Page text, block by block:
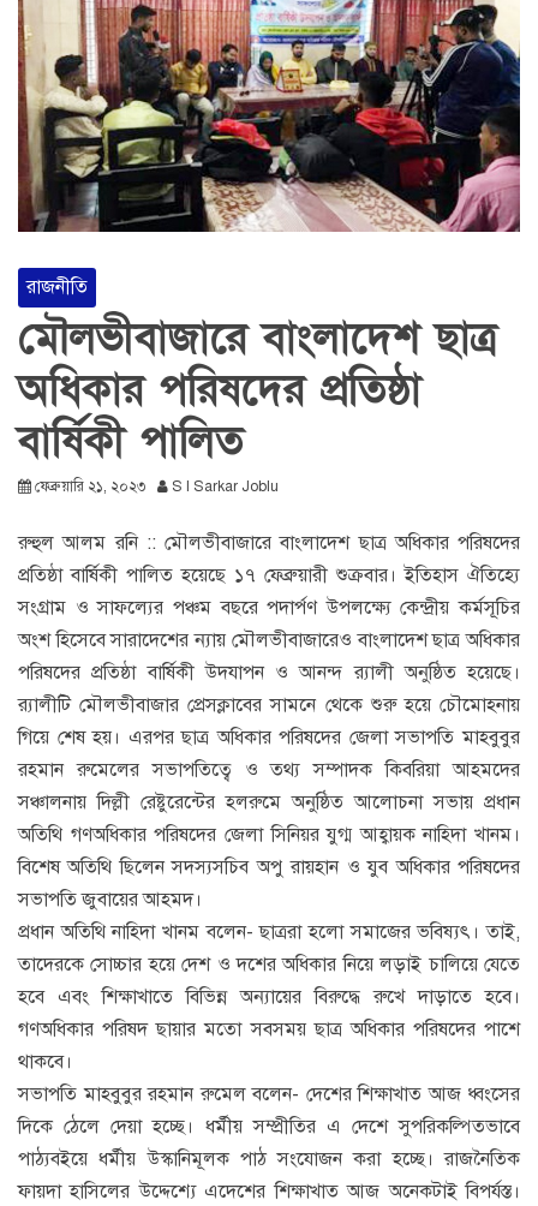
রাজনীতি
মৌলভীবাজারে বাংলাদেশ ছাত্র
অধিকার পরিষদের প্রতিষ্ঠা
বার্ষিকী পালিত
ফেব্রুয়ারি ২১, ২০২৩ S I Sarkar Joblu
রুহুল আলম রনি :: মৌলভীবাজারে বাংলাদেশ ছাত্র অধিকার পরিষদের
প্রতিষ্ঠা বার্ষিকী পালিত হয়েছে ১৭ ফেব্রুয়ারী শুক্রবার। ইতিহাস ঐতিহ্যে
সংগ্রাম ও সাফল্যের পঞ্চম বছরে পদার্পণ উপলক্ষ্যে কেন্দ্রীয় কর্মসূচির
অংশ হিসেবে সারাদেশের ন্যায় মৌলভীবাজারেও বাংলাদেশ ছাত্র অধিকার
পরিষদের প্রতিষ্ঠা বার্ষিকী উদযাপন ও আনন্দ র‌্যালী অনুষ্ঠিত হয়েছে।
র‌্যালীটি মৌলভীবাজার প্রেসক্লাবের সামনে থেকে শুরু হয়ে চৌমোহনায়
গিয়ে শেষ হয়। এরপর ছাত্র অধিকার পরিষদের জেলা সভাপতি মাহবুবুর
রহমান রুমেলের সভাপতিত্বে ও তথ্য সম্পাদক কিবরিয়া আহমদের
সঞ্চালনায় দিল্লী রেষ্টুরেন্টের হলরুমে অনুষ্ঠিত আলোচনা সভায় প্রধান
অতিথি গণঅধিকার পরিষদের জেলা সিনিয়র যুগ্ম আহ্বায়ক নাহিদা খানম।
বিশেষ অতিথি ছিলেন সদস্যসচিব অপু রায়হান ও যুব অধিকার পরিষদের
সভাপতি জুবায়ের আহমদ।
প্রধান অতিথি নাহিদা খানম বলেন- ছাত্ররা হলো সমাজের ভবিষ্যৎ। তাই,
তাদেরকে সোচ্চার হয়ে দেশ ও দশের অধিকার নিয়ে লড়াই চালিয়ে যেতে
হবে এবং শিক্ষাখাতে বিভিন্ন অন্যায়ের বিরুদ্ধে রুখে দাড়াতে হবে।
গণঅধিকার পরিষদ ছায়ার মতো সবসময় ছাত্র অধিকার পরিষদের পাশে
থাকবে।
সভাপতি মাহবুবুর রহমান রুমেল বলেন- দেশের শিক্ষাখাত আজ ধ্বংসের
দিকে ঠেলে দেয়া হচ্ছে। ধর্মীয় সম্প্রীতির এ দেশে সুপরিকল্পিতভাবে
পাঠ্যবইয়ে ধর্মীয় উস্কানিমূলক পাঠ সংযোজন করা হচ্ছে। রাজনৈতিক
ফায়দা হাসিলের উদ্দেশ্যে এদেশের শিক্ষাখাত আজ অনেকটাই বিপর্যস্ত।